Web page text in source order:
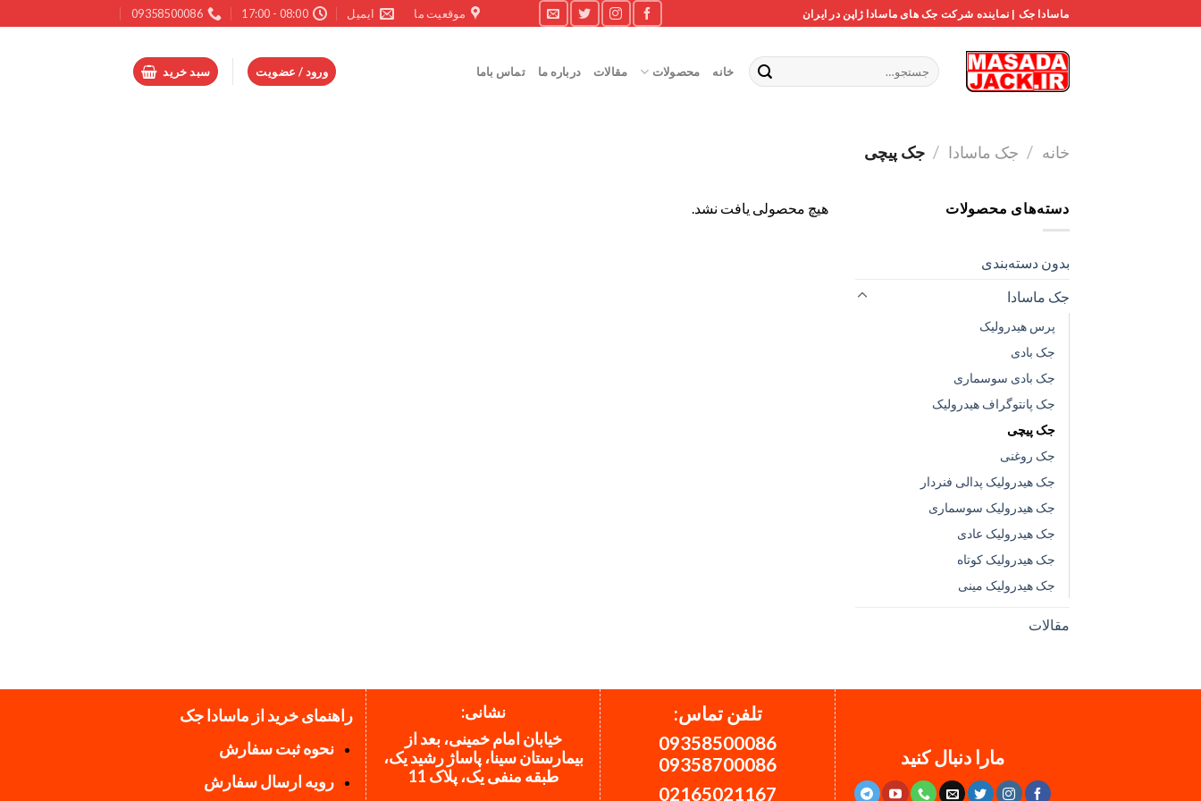
to
ماسادا جک | نماینده شرکت جک های ماسادا ژاپن در ایران موقعیت ما ایمیل 08:00 - 17:00
09358500086
جستجو
برای:
خانه محصولات مقالات درباره ما تماس باما ورود / عضویت سبد خرید
خانه / جک ماسادا / جک پیچی
دسته‌های محصولات
بدون دسته‌بندی
جک ماسادا
پرس هیدرولیک
جک بادی
جک بادی سوسماری
جک پانتوگراف هیدرولیک
جک پیچی
جک روغنی
جک هیدرولیک پدالی فنردار
جک هیدرولیک سوسماری
جک هیدرولیک عادی
جک هیدرولیک کوتاه
جک هیدرولیک مینی
مقالات
هیچ محصولی یافت نشد.
مارا دنبال کنید
تلفن تماس:
09358500086
09358700086
02165021167
نشانی:
خیابان امام خمینی، بعد از
بیمارستان سینا، پاساژ رشید یک،
طبقه منفی یک، پلاک 11
راهنمای خرید از ماسادا جک
نحوه ثبت سفارش
رویه ارسال سفارش